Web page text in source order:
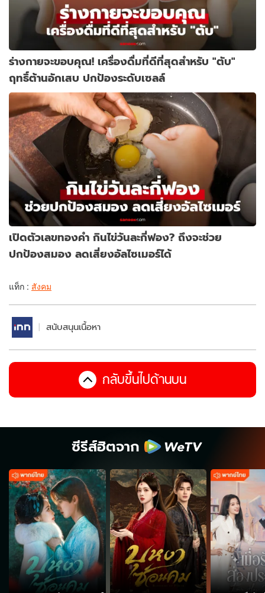
ร่างกายจะขอบคุณ! เครื่องดื่มที่ดีที่สุดสำหรับ "ตับ"
ฤทธิ์ต้านอักเสบ ปกป้องระดับเซลล์
เปิดตัวเลขทองคำ กินไข่วันละกี่ฟอง? ถึงจะช่วย
ปกป้องสมอง ลดเสี่ยงอัลไซเมอร์ได้
แท็ก : สังคม
สนับสนุนเนื้อหา
กลับขึ้นไปด้านบน
ซีรีส์ฮิตจาก